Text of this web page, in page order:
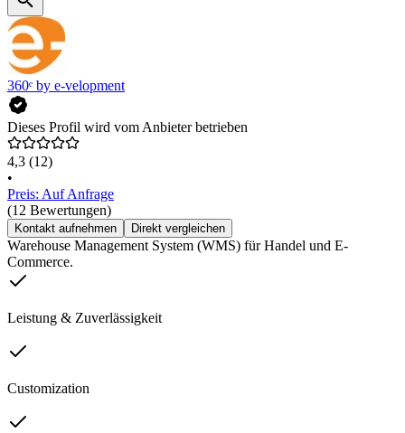
360ᵉ by e-velopment
Dieses Profil wird vom Anbieter betrieben
4,3 (12)
•
Preis: Auf Anfrage
(12 Bewertungen)
Kontakt aufnehmen Direkt vergleichen
Warehouse Management System (WMS) für Handel und E-
Commerce.
Leistung & Zuverlässigkeit
Customization